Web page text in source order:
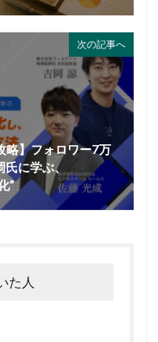
次の記事へ
略】フォロワー7万
に学ぶ、
”
た人